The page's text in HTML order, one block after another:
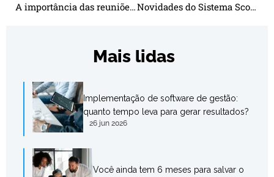
A importância das reuniões no acompanhamento das metas do planejamento estratégico Novidades do Sistema Scopi – Agosto 2018
Mais lidas
Implementação de software de gestão:
quanto tempo leva para gerar resultados?
26 jun 2026
Você ainda tem 6 meses para salvar o